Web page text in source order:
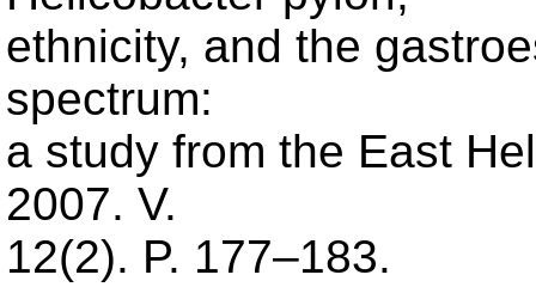
ethnicity, and the
spectrum:
a study from the East
2007. V.
12(2). P. 177–183.